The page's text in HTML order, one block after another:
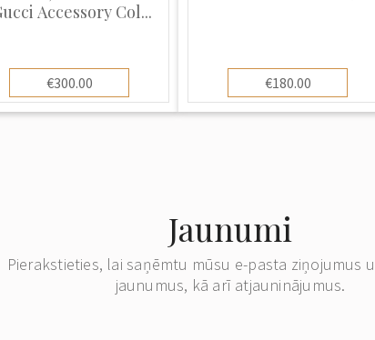
Accessory Col...
€300.00 €180.00
Jaunumi
Pierakstieties, lai saņēmtu mūsu e-pasta ziņojumus
jaunumus, kā arī atjauninājumus.